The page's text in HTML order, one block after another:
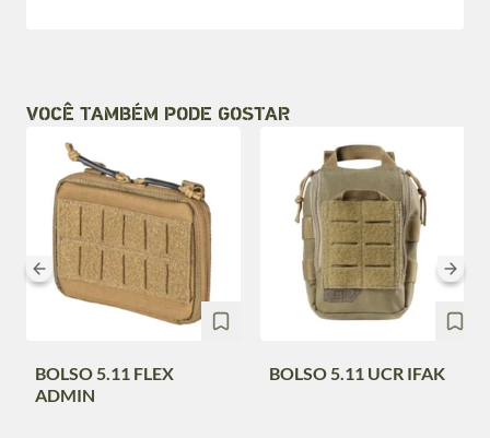
VOCÊ TAMBÉM PODE GOSTAR
BOLSO 5.11 FLEX
ADMIN
BOLSO 5.11 UCR IFAK